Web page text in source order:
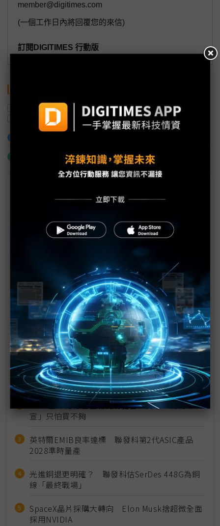
member@digitimes.com
(一個工作日內將回覆您的來信)
訂閱DIGITIMES 行動版
非晶矽 顯示器 OLED
LCD面板
車用顯示器
什麼是「關鍵字追蹤」
5年內市佔從5%大增到超過50% LTPS LCD躍車用
SDC欲以OLED引領AI時代 面板耗電拚減半
IMID 2024先進顯示秀：Micro LED可延展如橡膠、
OLED電視能助眠
近７天熱門報導
MLCC訂單過熱、出貨比創高 村田示警全球AI基
建熱潮將趨緩
2027全年記憶體產能提前售罄 買家「祕而不
宣」只怕買不夠
英特爾EMIB良率達標 聯發科第2代ASIC產品
2028準時量產
光進銅退更明確？ 聯發科估SerDes 448G為銅
線「最終戰場」
SpaceX晶片採購大轉向 Elon Musk捨超微全面
採用NVIDIA